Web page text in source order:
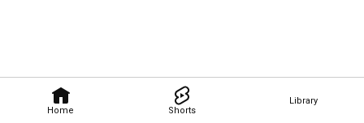
Home Shorts
Library